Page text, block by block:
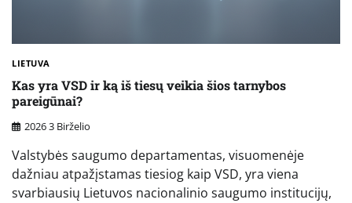
LIETUVA
Kas yra VSD ir ką iš tiesų veikia šios tarnybos
pareigūnai?
2026 3 Birželio
Valstybės saugumo departamentas, visuomenėje
dažniau atpažįstamas tiesiog kaip VSD, yra viena
svarbiausių Lietuvos nacionalinio saugumo institucijų,